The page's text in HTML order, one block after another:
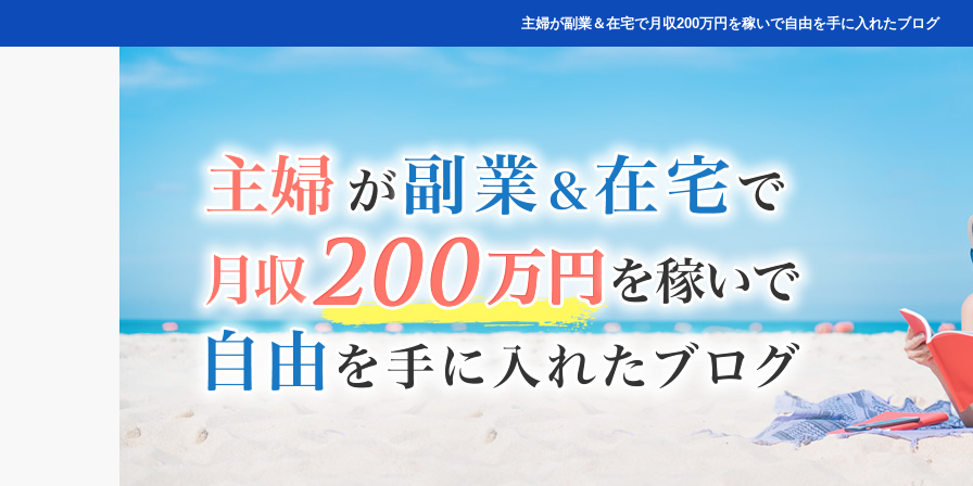
主婦が副業＆在宅で月収200万円を稼いで自由を手に入れたブログ